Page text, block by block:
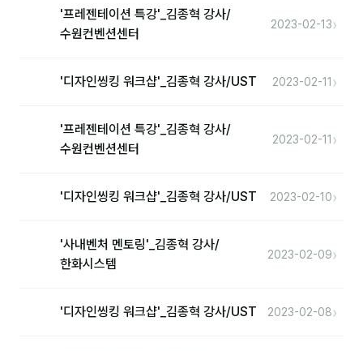
전체 도구
제안·영업
재무·계약
'프레젠테이션 특강'_김종혁 강사/
수원컨벤션센터
2023-02-13›
'디자인씽킹 워크샵'_김종혁 강사/UST 2023-02-11 ›
'프레젠테이션 특강'_김종혁 강사/
수원컨벤션센터
2023-02-11 ›
'디자인씽킹 워크샵'_김종혁 강사/UST 2023-02-10›
'사내벤처 멘토링'_김종혁 강사/
한화시스템
2023-02-09›
'디자인씽킹 워크샵'_김종혁 강사/UST 2023-02-08›